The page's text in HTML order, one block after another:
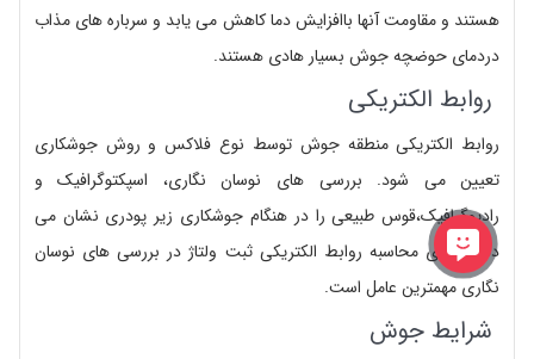
هستند و مقاومت آنها باافزایش دما کاهش می یابد و سرباره های مذاب
دردمای حوضچه جوش بسیار هادی هستند.
روابط الکتریکی
روابط الکتریکی منطقه جوش توسط نوع فلاکس و روش جوشکاری
تعیین می شود. بررسی های نوسان نگاری، اسپکتوگرافیک و
رادیوگرافیک،قوس طبیعی را در هنگام جوشکاری زیر پودری نشان می
دهند. برای محاسبه روابط الکتریکی ثبت ولتاژ در بررسی های نوسان
نگاری مهمترین عامل است.
شرایط جوش